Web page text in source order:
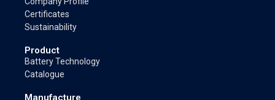
Certificates
Sustainability
Product
Battery Technology
Catalogue
Manufacture